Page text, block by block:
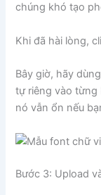
chúng khó tạo
Khi đã hài lòng,
Bây giờ, hãy
tự riêng vào
nó vẫn ổn nếu
Bước 3: Upload